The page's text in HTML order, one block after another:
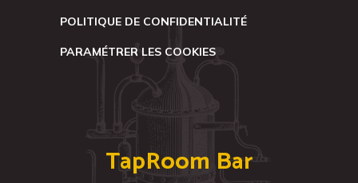
POLITIQUE DE CONFIDENTIALITÉ
PARAMÉTRER LES COOKIES
TapRoom Bar